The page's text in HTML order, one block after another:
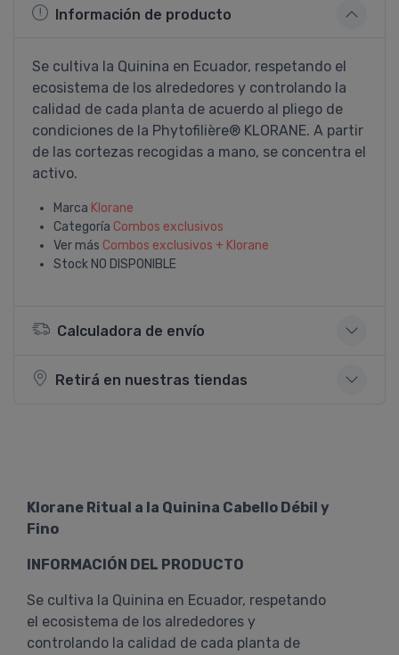
Información de producto
Se cultiva la Quinina en Ecuador, respetando el
ecosistema de los alrededores y controlando la
calidad de cada planta de acuerdo al pliego de
condiciones de la Phytofilière® KLORANE. A partir
de las cortezas recogidas a mano, se concentra el
activo.
Marca Klorane
Categoría Combos exclusivos
Ver más Combos exclusivos + Klorane
Stock NO DISPONIBLE
Calculadora de envío
Retirá en nuestras tiendas
Klorane Ritual a la Quinina Cabello Débil y
Fino
INFORMACIÓN DEL PRODUCTO
Se cultiva la Quinina en Ecuador, respetando
el ecosistema de los alrededores y
controlando la calidad de cada planta de